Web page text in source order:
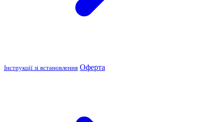
Інструкції зі встановлення Оферта